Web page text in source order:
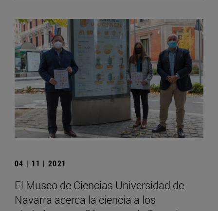
04 | 11 | 2021
El Museo de Ciencias Universidad de
Navarra acerca la ciencia a los